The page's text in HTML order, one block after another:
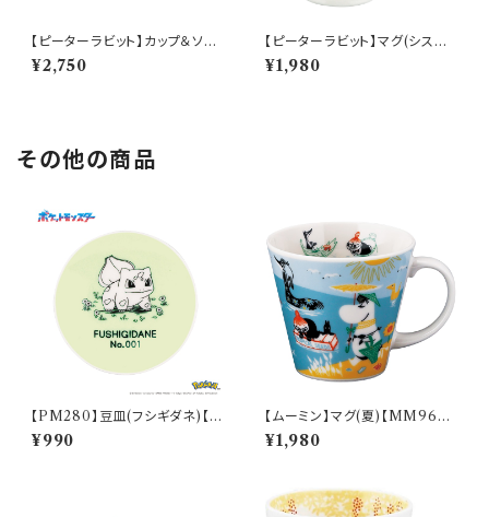
【ピーターラビット】カップ＆ソー
サー(ピーター)【PR650】 PR6
51-28
¥2,750
【ピーターラビット】マグ(シスタ
ーズ)【PR650】 PR652-11
¥1,980
その他の商品
【PM280】豆皿(フシギダネ)【D
aily Sketch】PM281-333
¥990
【ムーミン】マグ(夏)【MM960
0】MM9602-11
¥1,980